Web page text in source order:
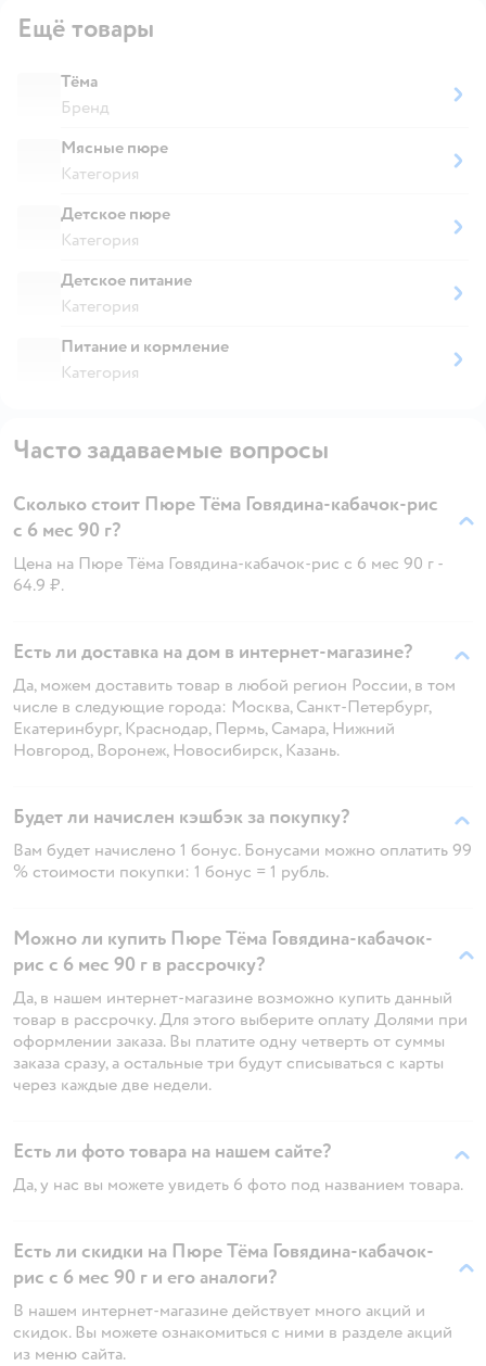
Ещё товары
Тёма
Бренд
Мясные пюре
Категория
Детское пюре
Категория
Детское питание
Категория
Питание и кормление
Категория
Часто задаваемые вопросы
Сколько стоит Пюре Тёма Говядина-кабачок-рис
с 6 мес 90 г?
Цена на Пюре Тёма Говядина-кабачок-рис с 6 мес 90 г -
64.9 ₽.
Есть ли доставка на дом в интернет-магазине?
Да, можем доставить товар в любой регион России, в том
числе в следующие города: Москва, Санкт-Петербург,
Екатеринбург, Краснодар, Пермь, Самара, Нижний
Новгород, Воронеж, Новосибирск, Казань.
Будет ли начислен кэшбэк за покупку?
Вам будет начислено 1 бонус. Бонусами можно оплатить 99
% стоимости покупки: 1 бонус = 1 рубль.
Можно ли купить Пюре Тёма Говядина-кабачок-
рис с 6 мес 90 г в рассрочку?
Да, в нашем интернет-магазине возможно купить данный
товар в рассрочку. Для этого выберите оплату Долями при
оформлении заказа. Вы платите одну четверть от суммы
заказа сразу, а остальные три будут списываться с карты
через каждые две недели.
Есть ли фото товара на нашем сайте?
Да, у нас вы можете увидеть 6 фото под названием товара.
Есть ли скидки на Пюре Тёма Говядина-кабачок-
рис с 6 мес 90 г и его аналоги?
В нашем интернет-магазине действует много акций и
скидок. Вы можете ознакомиться с ними в разделе акций
из меню сайта.